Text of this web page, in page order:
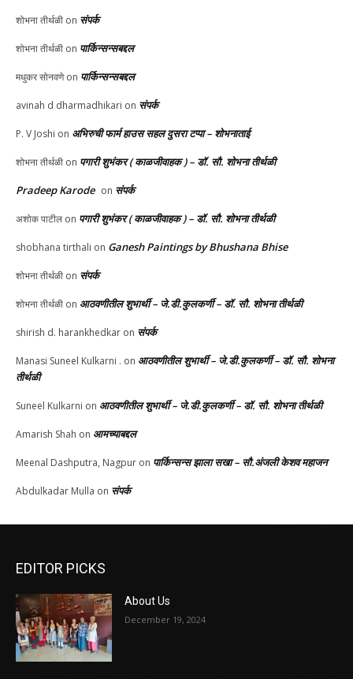
शोभना तीर्थळी on संपर्क
शोभना तीर्थळी on पार्किन्सन्सबद्दल
मधुकर सोनवणेon पार्किन्सन्सबद्दल
avinah d dharmadhikari on संपर्क
P. V Joshi on अभिरुची फार्म हाउस सहल दुसरा टप्पा – शोभनाताई
शोभना तीर्थळी on पगारी शुभंकर ( काळजीवाहक ) – डॉ. सौ. शोभना तीर्थळी
Pradeep Karode on संपर्क
अशोक पाटील on पगारी शुभंकर ( काळजीवाहक ) – डॉ. सौ. शोभना तीर्थळी
shobhana tirthali on Ganesh Paintings by Bhushana Bhise
शोभना तीर्थळी on संपर्क
शोभना तीर्थळी on आठवणीतील शुभार्थी – जे.डी.कुलकर्णी – डॉ. सौ. शोभना तीर्थळी
shirish d. harankhedkar on संपर्क
Manasi Suneel Kulkarni . on आठवणीतील शुभार्थी – जे.डी.कुलकर्णी – डॉ. सौ. शोभना
तीर्थळी
Suneel Kulkarni on आठवणीतील शुभार्थी – जे.डी.कुलकर्णी – डॉ. सौ. शोभना तीर्थळी
Amarish Shah on आमच्याबद्दल
Meenal Dashputra, Nagpur on पार्किन्सन्स झाला सखा – सौ.अंजली केशव महाजन
Abdulkadar Mulla on संपर्क
EDITOR PICKS
About Us
December 19, 2024